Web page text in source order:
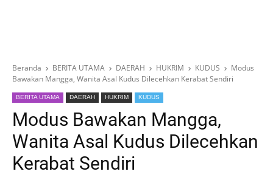
Beranda BERITA UTAMA DAERAH HUKRIM KUDUS
Modus
Bawakan Mangga, Wanita Asal Kudus Dilecehkan Kerabat Sendiri
BERITA UTAMA DAERAH HUKRIM KUDUS
Modus Bawakan Mangga,
Wanita Asal Kudus Dilecehkan
Kerabat Sendiri